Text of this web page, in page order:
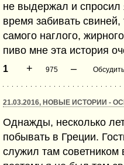
не выдержал и спросил
время забивать
самого наглого,
пиво мне эта история
1 + 975 –
21.03.2016, НОВЫЕ ИСТОРИИ -
Однажды, несколько
побывать в Греции.
служил там советником